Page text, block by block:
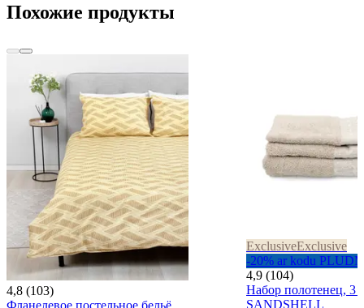
Похожие продукты
4,8 (103)
ExclusiveExclusive
-20% ar kodu
4,9 (104)
Набор полотенец, 3
SANDSHELL